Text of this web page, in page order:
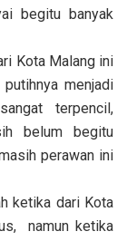
begitu banyak
Kota Malang ini
menjadi
terpencil,
belum begitu
perawan ini
ketika dari Kota
namun ketika